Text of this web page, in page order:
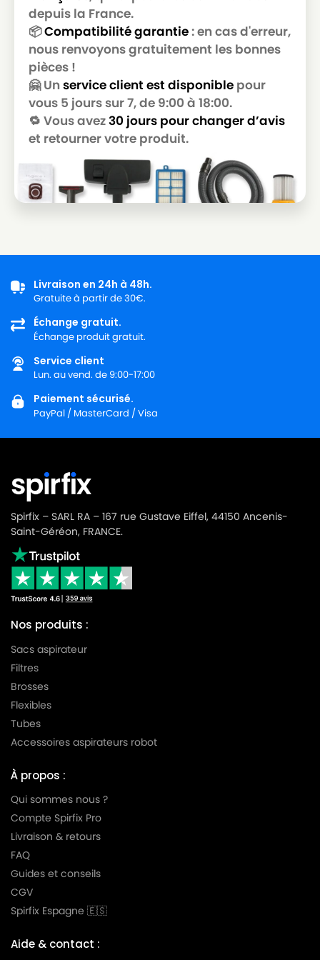
GOBLIN
GOBLIN AQUAFAM 620
GOBLIN
GOBLIN AZ 90159
GOBLIN
GOBLIN
GOBLIN AZ 9053214
GOBLIN
GOBLIN AZ 9171875
GOBLIN
GOBLIN BOXER 20
GOBLIN
GOBLIN CA 85
GOBLIN
GOBLIN CC 1200 E
GOBLIN
GOBLIN EXXTRA 302
GOBLIN
GOBLIN EXXTRA 333
GOBLIN
GOBLIN HOBBY 33
GOBLIN
GOBLIN HOBBY 36
GOBLIN
GOBLIN INDUSTRIAL 30
GOBLIN
GOBLIN INDUSTRIAL 3000
GOBLIN
GOBLIN
GOBLIN
GOBLIN MASTER 3000
GOBLIN
GOBLIN
GOBLIN MAX 20
GOBLIN
GOBLIN
GOBLIN
GOBLIN
GOBLIN
GOBLIN PLUS 3000
GOBLIN
GOBLIN
GOBLIN PRO 310
GOBLIN
GOBLIN
GOBLIN
GOBLIN
GOBLIN PRO 360
depuis la France.
📦Compatibilité garantie: en cas d'erreur,
nous renvoyons gratuitement les bonnes
pièces !
🤗 Un service client est disponible pour
vous 5 jours sur 7, de 9:00 à 18:00.
🔁 Vous avez30 jours pour changer d’avis
et retourner votre produit.
Livraison en 24h à 48h.
Gratuite à partir de 30€.
Échange gratuit.
Échange produit gratuit.
Service client
Lun. au vend. de 9:00-17:00
Paiement sécurisé.
PayPal / MasterCard / Visa
Spirfix – SARL RA – 167 rue Gustave Eiffel, 44150 Ancenis-
Saint-Géréon, FRANCE.
Nos produits :
Sacs aspirateur
Filtres
Brosses
Flexibles
Tubes
Accessoires aspirateurs robot
À propos :
Qui sommes nous ?
Compte Spirfix Pro
Livraison & retours
FAQ
Guides et conseils
CGV
Spirfix Espagne 🇪🇸
Aide & contact :